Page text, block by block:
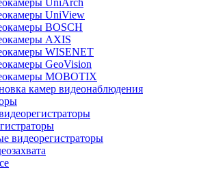
UniView
BOSCH
AXIS
WISENET
GeoVision
MOBOTIX
камер видеонаблюдения
видеорегистраторы